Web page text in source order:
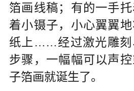
箔画线稿；有的一手
着小镊子，小心翼翼
纸上……经过激光雕刻
步骤，一幅幅可以声
子箔画就诞生了。